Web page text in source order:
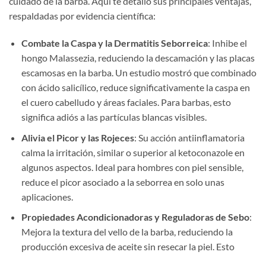
respaldadas por evidencia científica:
Combate la Caspa y la Dermatitis Seborreica: Inhibe el
hongo Malassezia, reduciendo la descamación y las placas
escamosas en la barba. Un estudio mostró que combinado
con ácido salicílico, reduce significativamente la caspa en
el cuero cabelludo y áreas faciales. Para barbas, esto
significa adiós a las partículas blancas visibles.
Alivia el Picor y las Rojeces: Su acción antiinflamatoria
calma la irritación, similar o superior al ketoconazole en
algunos aspectos. Ideal para hombres con piel sensible,
reduce el picor asociado a la seborrea en solo unas
aplicaciones.
Propiedades Acondicionadoras y Reguladoras de Sebo:
Mejora la textura del vello de la barba, reduciendo la
producción excesiva de aceite sin resecar la piel. Esto